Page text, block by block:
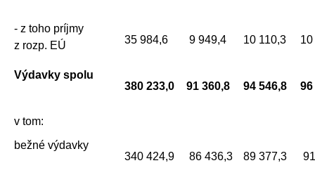
- z toho príjmy
z rozp. EÚ
35 984,6 9 949,4 10 110,3
Výdavky spolu
380 233,0
91 360,8 94 546,8 96
v tom:
bežné výdavky
340 424,9
86 436,3 89 377,3